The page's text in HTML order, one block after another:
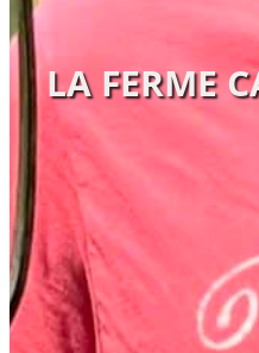
LA FERME